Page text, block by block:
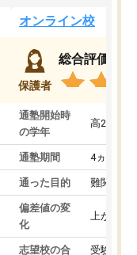
オンライン校
保護者
総合評価
通塾開始時
の学年
高2
通塾期間 4ヵ月～1
通った目的 難関私立
偏差値の変
化
上がった
志望校の合
受験して